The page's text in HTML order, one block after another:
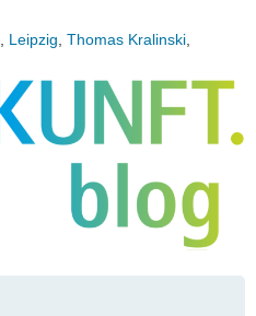
Leipzig Thomas Kralinski